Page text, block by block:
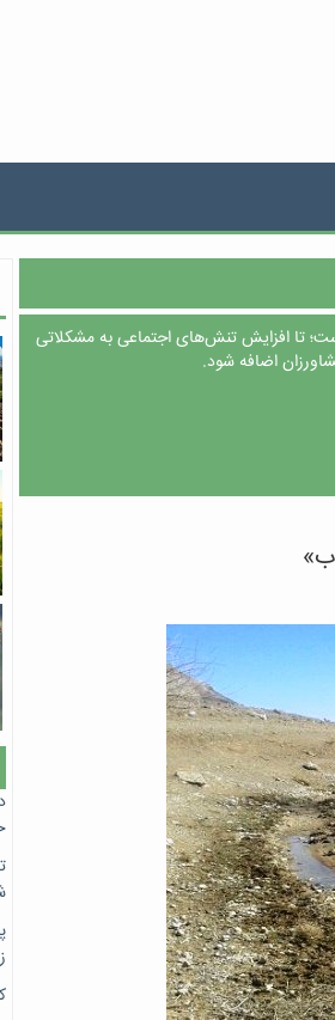
تا افزایش تنش‌های اجتماعی به مشکلاتی
اضافه شود.